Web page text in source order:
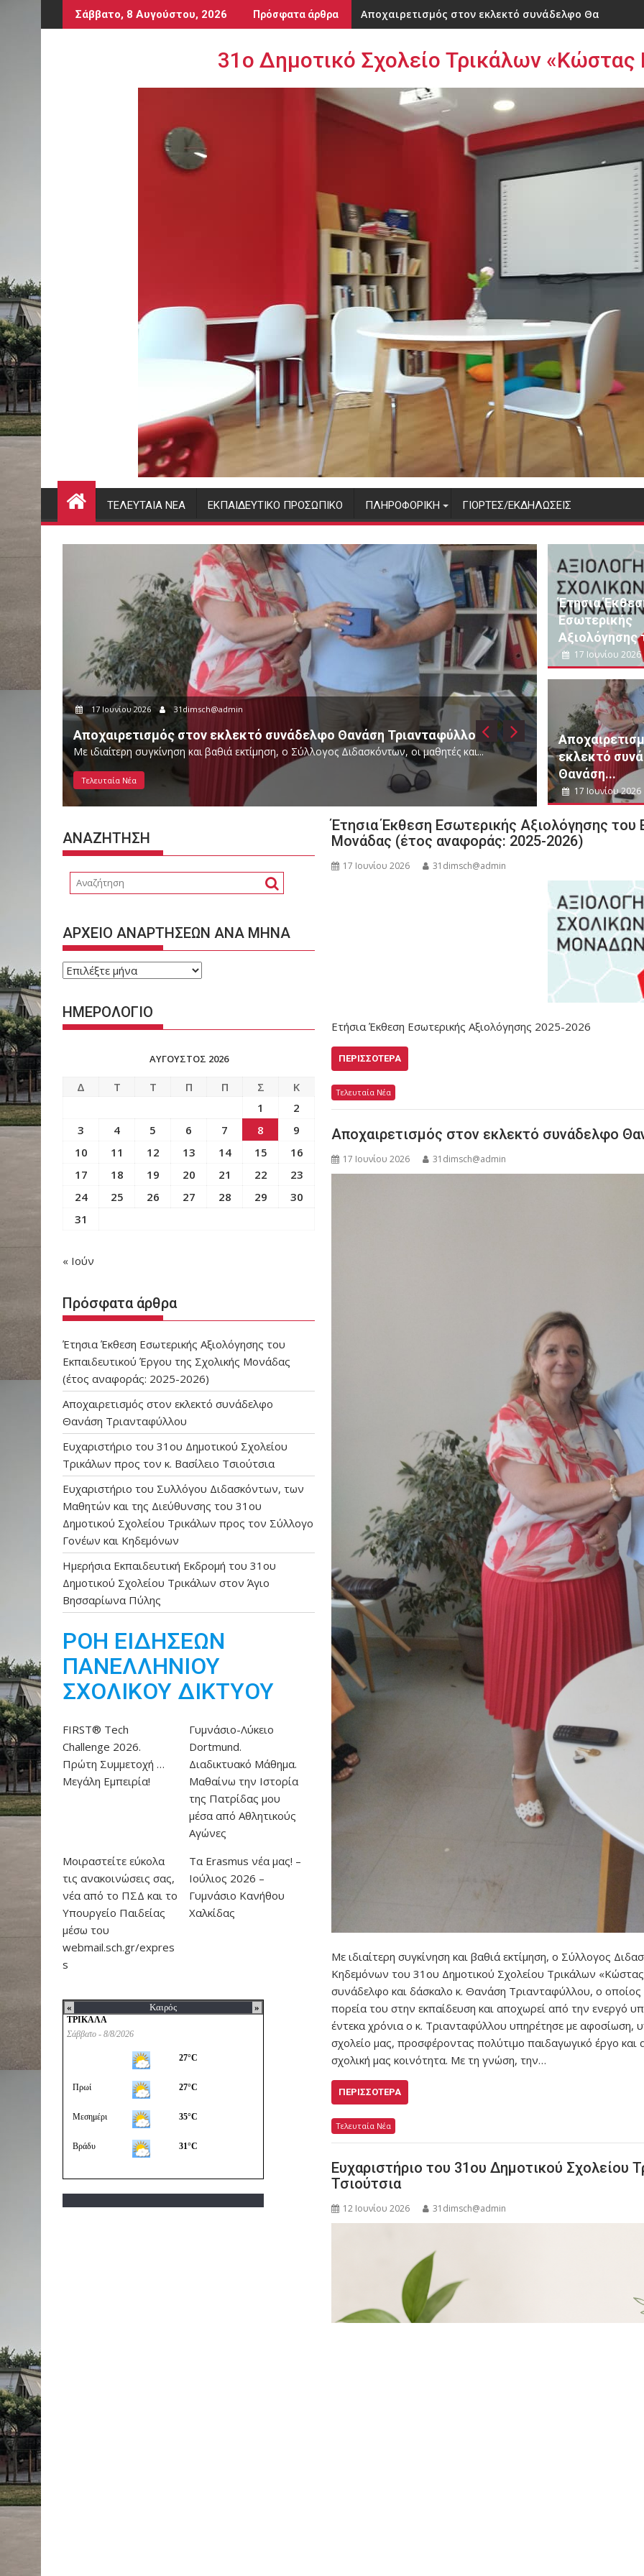
Περάστε
στο
Σάββατο, 8 Αυγούστου, 2026 Πρόσφατα άρθρα Αποχαιρετισμός στον εκλεκτό συνάδελφο Θανάση
Ευχαριστήριο του 31ου Δημοτικού Σχολείου
31ο Δημοτικό Σχολείο Τρικάλων «Κώστας
ΤΕΛΕΥΤΑΊΑ ΝΈΑ ΕΚΠΑΙΔΕΥΤΙΚΌ ΠΡΟΣΩΠΙΚΌ ΠΛΗΡΟΦΟΡΙΚΉ ΓΙΟΡΤΈΣ/ΕΚΔΗΛΏΣΕΙΣ
31dimsch@admin
στον εκλεκτό συνάδελφο Θανάση Τριανταφύλλου
συγκίνηση και βαθιά εκτίμηση, ο Σύλλογος Διδασκόντων, οι μαθητές και...
12 Ιουνίου 2026 31dimsch@admin
Ευχαριστήριο του 31ου
Βασίλειο Τσιούτσια
Ο Σύλλογος Διδασκόντων και οι μαθητές
Έτησια
Εσωτερικής
Αξιολόγησης
17 Ιουνίου 2026
εκλεκτό
Θανάση...
17 Ιουνίου 2026
Έτησια Έκθεση Εσωτερικής Αξιολόγησης του
Μονάδας (έτος αναφοράς: 2025-2026)
17 Ιουνίου 2026 31dimsch@admin
Ετήσια Έκθεση Εσωτερικής Αξιολόγησης 2025-2026
ΠΕΡΙΣΣΌΤΕΡΑ
Τελευταία Νέα
Αποχαιρετισμός στον εκλεκτό συνάδελφο
17 Ιουνίου 2026 31dimsch@admin
Με ιδιαίτερη συγκίνηση και βαθιά εκτίμηση, ο Σύλλογος
Κηδεμόνων του 31ου Δημοτικού Σχολείου Τρικάλων
συνάδελφο και δάσκαλο κ. Θανάση Τριανταφύλλου, ο οποίος
πορεία του στην εκπαίδευση και αποχωρεί από την ενεργό
έντεκα χρόνια ο κ. Τριανταφύλλου υπηρέτησε με αφοσίωση,
σχολείο μας, προσφέροντας πολύτιμο παιδαγωγικό έργο
σχολική μας κοινότητα. Με τη γνώση, την…
ΠΕΡΙΣΣΌΤΕΡΑ
Τελευταία Νέα
Ευχαριστήριο του 31ου Δημοτικού Σχολείου
Τσιούτσια
12 Ιουνίου 2026 31dimsch@admin
ΑΝΑΖΗΤΗΣΗ
ΑΡΧΕΙΟ ΑΝΑΡΤΗΣΕΩΝ ΑΝΑ ΜΗΝΑ
ΑΡΧΕΙΟ
ΑΝΑ
ΜΗΝΑ
ΗΜΕΡΟΛΟΓΙΟ
ΑΎΓΟΥΣΤΟΣ 2026
Δ Τ Τ Π Π Σ
Κ
1
2
3
4 5 6 7 8
9
10
11 12 13 14 15
16
17
18 19 20 21 22
23
24
25 26 27 28 29
30
31
« Ιούν
Πρόσφατα άρθρα
Έτησια Έκθεση Εσωτερικής Αξιολόγησης του
Εκπαιδευτικού Έργου της Σχολικής Μονάδας
(έτος αναφοράς: 2025-2026)
Αποχαιρετισμός στον εκλεκτό συνάδελφο
Θανάση Τριανταφύλλου
Ευχαριστήριο του 31ου Δημοτικού Σχολείου
Τρικάλων προς τον κ. Βασίλειο Τσιούτσια
Ευχαριστήριο του Συλλόγου Διδασκόντων, των
Μαθητών και της Διεύθυνσης του 31ου
Δημοτικού Σχολείου Τρικάλων προς τον Σύλλογο
Γονέων και Κηδεμόνων
Ημερήσια Εκπαιδευτική Εκδρομή του 31ου
Δημοτικού Σχολείου Τρικάλων στον Άγιο
Βησσαρίωνα Πύλης
ΡΟΗ ΕΙΔΗΣΕΩΝ
ΠΑΝΕΛΛΗΝΙΟΥ
ΣΧΟΛΙΚΟΥ ΔΙΚΤΥΟΥ
FIRST® Tech
Challenge 2026.
Πρώτη Συμμετοχή …
Μεγάλη Εμπειρία!
Γυμνάσιο-Λύκειο
Dortmund.
Διαδικτυακό Μάθημα.
Μαθαίνω την Ιστορία
της Πατρίδας μου
μέσα από Αθλητικούς
Αγώνες
Μοιραστείτε εύκολα
τις ανακοινώσεις σας,
νέα από το ΠΣΔ και το
Υπουργείο Παιδείας
μέσω του
webmail.sch.gr/expres
s
Τα Erasmus νέα μας! –
Ιούλιος 2026 –
Γυμνάσιο Κανήθου
Χαλκίδας